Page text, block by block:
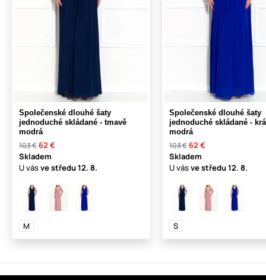
Společenské dlouhé šaty
jednoduché skládané - tmavě
modrá
103 € 62 €
Skladem
U vásve středu12. 8.
M
Společenské dlouhé šaty
jednoduché skládané -
modrá
103 € 62 €
Skladem
U vásve středu12. 8.
S